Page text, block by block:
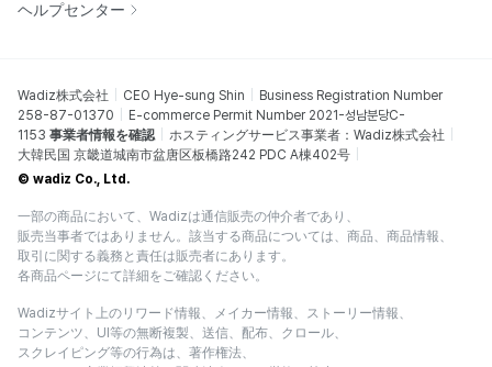
ヘルプセンター
Wadiz株式会社 CEO Hye-sung Shin
Business Registration Number
258-87-01370
E-commerce Permit Number 2021-성남분당C-
1153 事業者情報を確認
ホスティングサービス事業者：Wadiz株式会社
大韓民国 京畿道城南市盆唐区板橋路242 PDC A棟402号
© wadiz Co., Ltd.
一部の商品において、Wadizは通信販売の仲介者であり、
販売当事者ではありません。該当する商品については、商品、商品情報、
取引に関する義務と責任は販売者にあります。
各商品ページにて詳細をご確認ください。
Wadizサイト上のリワード情報、メイカー情報、ストーリー情報、
コンテンツ、UI等の無断複製、送信、配布、クロール、
スクレイピング等の行為は、著作権法、